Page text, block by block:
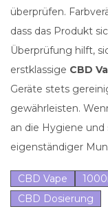
überprüfen.
dass das Produkt
Überprüfung hilft,
erstklassige CBD
Geräte stets
gewährleisten.
an die Hygiene und
eigenständiger
CBD Vape
CBD Dosierung